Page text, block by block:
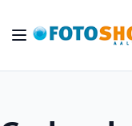
Toggle Nav